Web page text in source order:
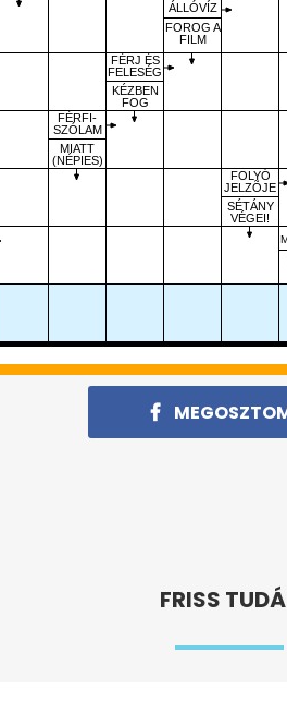
FÉRFI-
SZÓLAM
MIATT
(NÉPIES)
FÉRJ ÉS
FELESÉG
KÉZBEN
FOG
ÁLLÓVÍZ
FOROG A
FILM
FOLYÓ
JELZÕJE
SÉTÁNY
VÉGEI!
FRISS